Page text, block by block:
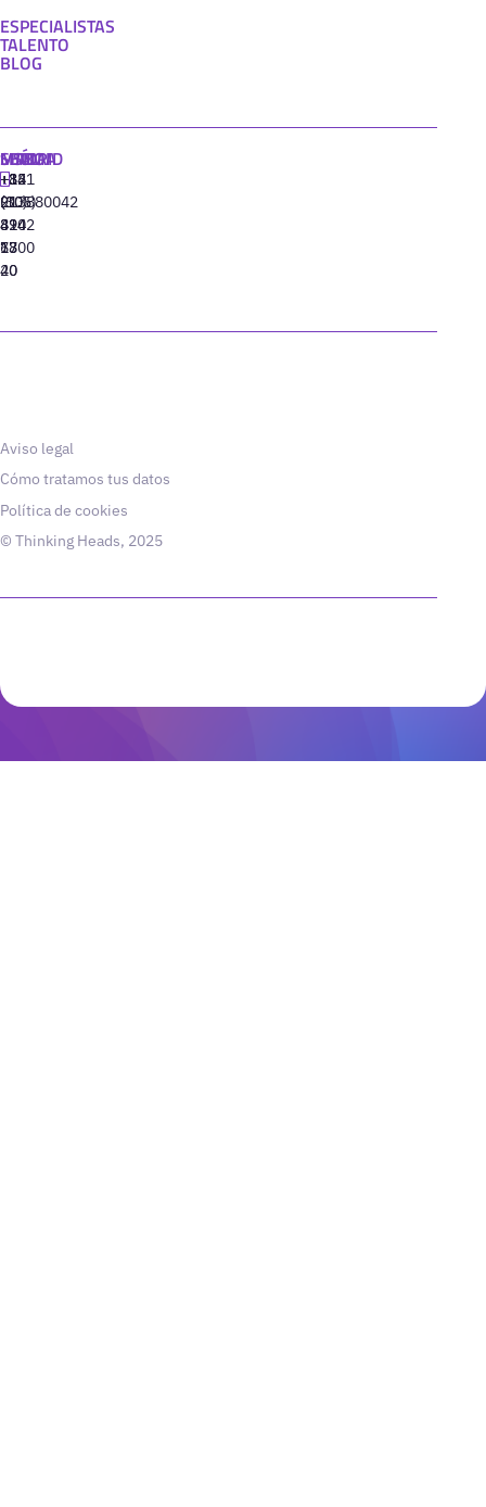
ESPECIALISTAS
TALENTO
BLOG
MADRID
+34
91
310
77
40
MIAMI
+1
(305)
424
13
20
SEÚL
+82
(10)
8942
6800
LISBOA
‪+351
213880042
Aviso legal
Cómo tratamos tus datos
Política de cookies
© Thinking Heads, 2025